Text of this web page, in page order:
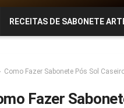
RECEITAS DE SABONETE
Como Fazer Sabonete Pós Sol
Fazer